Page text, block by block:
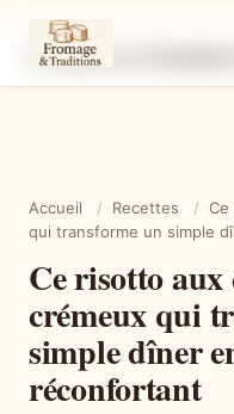
Accueil / Recettes / Ce
qui transforme un simple
Ce risotto
crémeux qui
simple dîner
réconfortant